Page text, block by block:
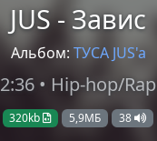
JUS - Завис
Альбом: ТУСА JUS'a
2:36 • Hip-hop/Rap
320kb 5,9МБ 38